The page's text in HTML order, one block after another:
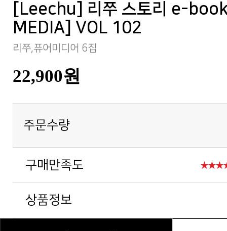
MEDIA] VOL 102
리쭈,퓨어미디어 6집
22,900원
주문수량
구매만족도
상품정보